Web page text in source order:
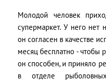
Молодой человек
супермаркет. У него нет
он согласен в качестве
месяц бесплатно - чтобы
он способен, и приняло
в отделе